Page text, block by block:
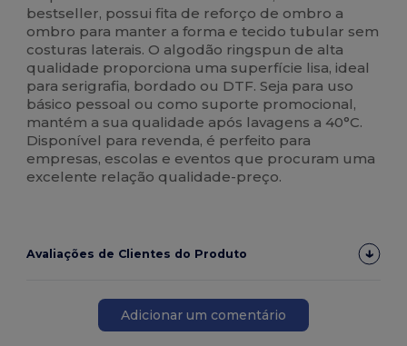
bestseller, possui fita de reforço de ombro a
ombro para manter a forma e tecido tubular sem
costuras laterais. O algodão ringspun de alta
qualidade proporciona uma superfície lisa, ideal
para serigrafia, bordado ou DTF. Seja para uso
básico pessoal ou como suporte promocional,
mantém a sua qualidade após lavagens a 40°C.
Disponível para revenda, é perfeito para
empresas, escolas e eventos que procuram uma
excelente relação qualidade-preço.
Avaliações de Clientes do Produto
Adicionar um comentário